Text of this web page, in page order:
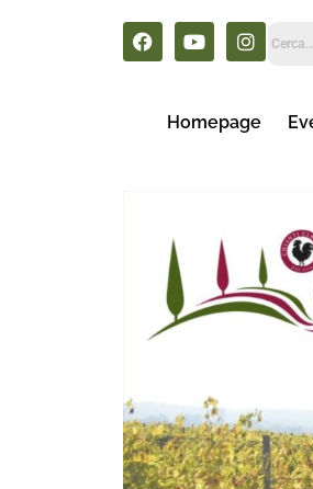
Homepage